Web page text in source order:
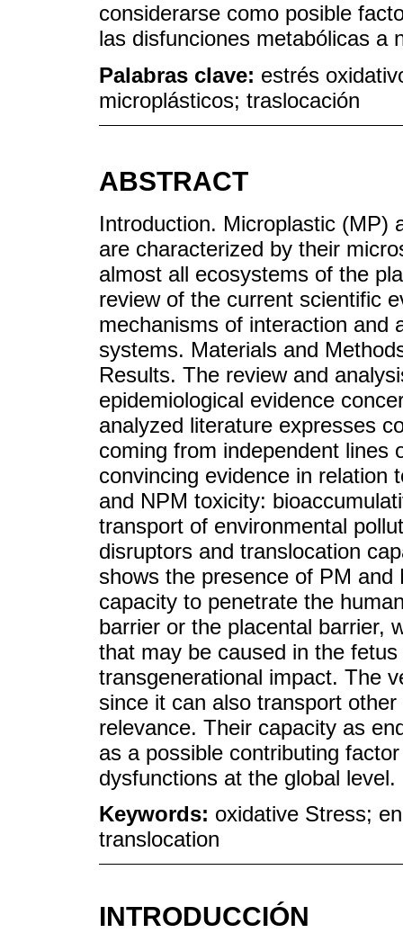
considerarse como posible
las disfunciones metabólicas a
Palabras clave: estrés
microplásticos; traslocación
ABSTRACT
Introduction. Microplastic (MP)
are characterized by their
almost all ecosystems of the
review of the current scientific
mechanisms of interaction and
systems. Materials and
Results. The review and
epidemiological evidence
analyzed literature expresses
coming from independent lines
convincing evidence in relation
and NPM toxicity:
transport of environmental
disruptors and translocation
shows the presence of PM
capacity to penetrate the
barrier or the placental barrier,
that may be caused in the
transgenerational impact. The
since it can also transport
relevance. Their capacity as
as a possible contributing
dysfunctions at the global level.
Keywords: oxidative Stress;
translocation
INTRODUCCIÓN